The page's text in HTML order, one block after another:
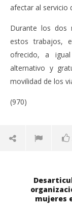
afectar al servicio
Durante los dos
estos trabajos,
ofrecido, a
alternativo y
movilidad de los
(970)
mujeres